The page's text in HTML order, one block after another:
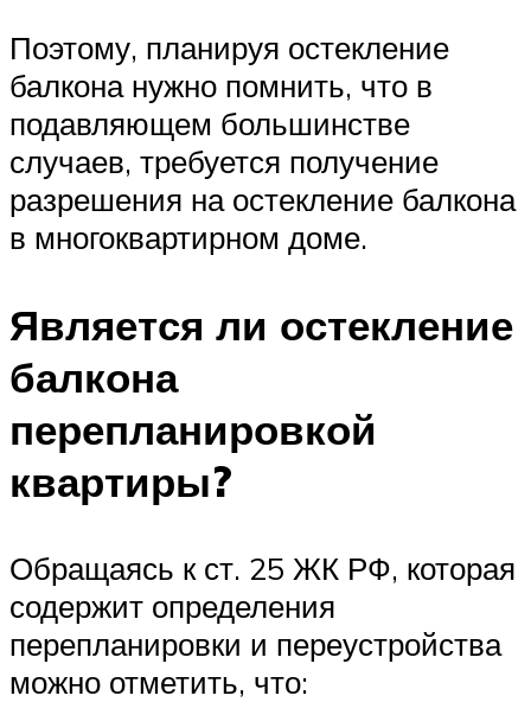
Поэтому, планируя остекление
балкона нужно помнить, что в
подавляющем большинстве
случаев, требуется получение
разрешения на остекление балкона
в многоквартирном доме.
Является ли остекление
балкона
перепланировкой
квартиры?
Обращаясь к ст. 25 ЖК РФ, которая
содержит определения
перепланировки и переустройства
можно отметить, что: